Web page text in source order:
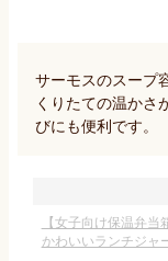
サーモスのスープ
くりたての温かさ
びにも便利です。
【女子向け保温弁
かわいいランチジャ